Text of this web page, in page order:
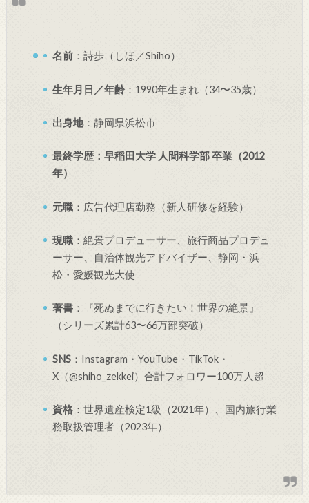
名前：詩歩（しほ／Shiho）
生年月日／年齢：1990年生まれ（34〜35歳）
出身地：静岡県浜松市
最終学歴：早稲田大学 人間科学部 卒業（2012
年）
元職：広告代理店勤務（新人研修を経験）
現職：絶景プロデューサー、旅行商品プロデュ
ーサー、自治体観光アドバイザー、静岡・浜
松・愛媛観光大使
著書：『死ぬまでに行きたい！世界の絶景』
（シリーズ累計63〜66万部突破）
SNS：Instagram・YouTube・TikTok・
X（@shiho_zekkei）合計フォロワー100万人超
資格：世界遺産検定1級（2021年）、国内旅行業
務取扱管理者（2023年）